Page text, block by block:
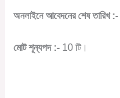
অনলাইনে আবেদনের শেষ তারিখ:-
মোট শূন্যপদ:- 10টি।